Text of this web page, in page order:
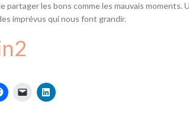
partager les bons comme les mauvais
imprévus qui nous font grandir.